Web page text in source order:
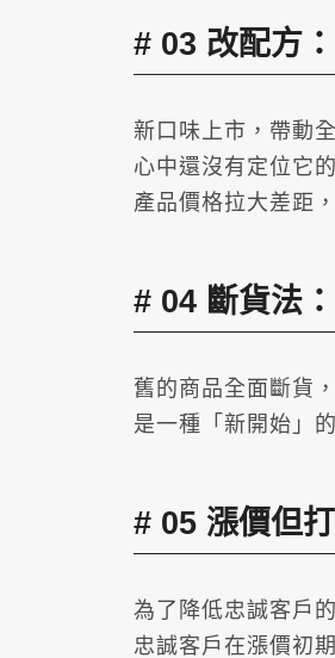
03 改配方：
新口味上市，帶動
心中還沒有定位它
產品價格拉大差距
04 斷貨法：
舊的商品全面斷貨
是一種「新開始」
05 漲價但
為了降低忠誠客戶
忠誠客戶在漲價初